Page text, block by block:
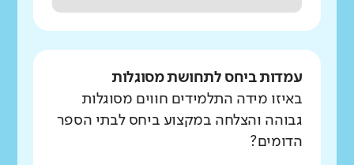
עמדות ביחס לתחושת מסוגלות
באיזו מידה התלמידים חווים מסוגלות
גבוהה והצלחה במקצוע ביחס לבתי הספר
הדומים?